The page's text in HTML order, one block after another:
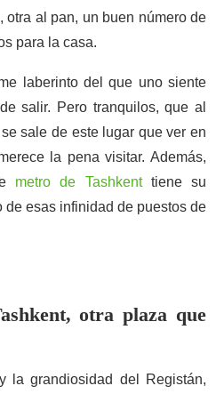
otra al pan, un buen número de
para la casa.
laberinto del que uno siente
salir. Pero tranquilos, que al
sale de este lugar que ver en
la pena visitar. Además,
metro de Tashkenttiene su
de esas infinidad de puestos de
otra plaza que
la grandiosidad del Registán,